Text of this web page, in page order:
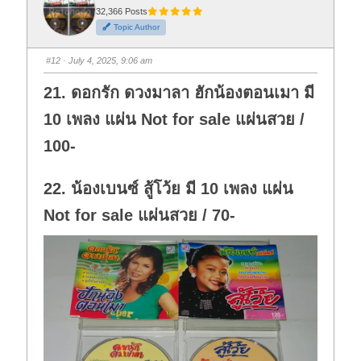
t
h
u
m
b
d
o
.
t
h
u
m
b
u
p
32,366 Posts
Topic Author
#12 · July 4, 2025, 9:06 am
21. ดอกรัก ดวงมาลา ฮักน้องตอนเมา มี
10 เพลง แผ่น Not for sale แผ่นสวย /
100-
22. น้องเบนซ์ สู้โว้ย มี 10 เพลง แผ่น
Not for sale แผ่นสวย / 70-